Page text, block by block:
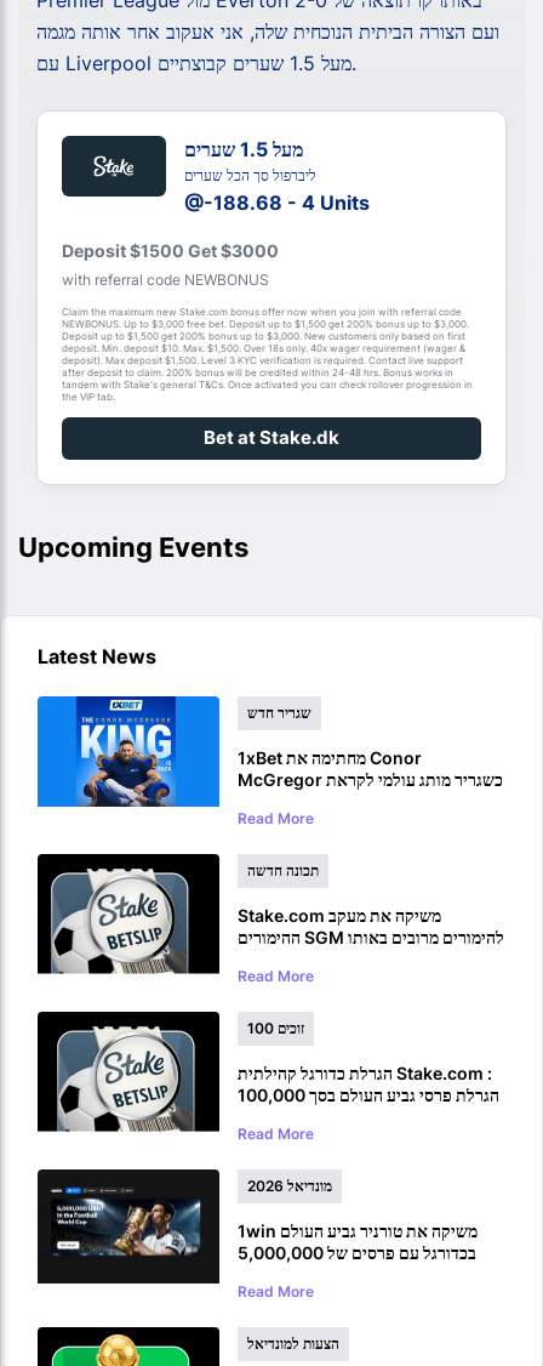
ועם הצורה הביתית הנוכחית שלה, אני אעקוב אחר אותה מגמה
עם Liverpool מעל 1.5 שערים קבוצתיים.
מעל 1.5 שערים
ליברפול סך הכל שערים
@-188.68 - 4 Units
Deposit $1500 Get $3000
with referral code NEWBONUS
Claim the maximum new Stake.com bonus offer now when you join with referral code
NEWBONUS. Up to $3,000 free bet. Deposit up to $1,500 get 200% bonus up to $3,000.
Deposit up to $1,500 get 200% bonus up to $3,000. New customers only based on first
deposit. Min. deposit $10. Max. $1,500. Over 18s only. 40x wager requirement (wager &
deposit). Max deposit $1,500. Level 3 KYC verification is required. Contact live support
after deposit to claim. 200% bonus will be credited within 24-48 hrs. Bonus works in
tandem with Stake's general T&Cs. Once activated you can check rollover progression in
the VIP tab.
Bet at Stake.dk
Upcoming Events
Latest News
שגריר חדש
1xBet מחתימה את Conor
McGregor כשגריר מותג עולמי לקראת
Read More
תכונה חדשה
Stake.com משיקה את מעקב
ההימורים SGM להימורים מרובים באותו
Read More
100 זוכים
הגרלת כדורגל קהילתית Stake.com :
הגרלת פרסי גביע העולם בסך 100,000
Read More
מונדיאל 2026
1win משיקה את טורניר גביע העולם
בכדורגל עם פרסים של 5,000,000
Read More
הצעות למונדיאל